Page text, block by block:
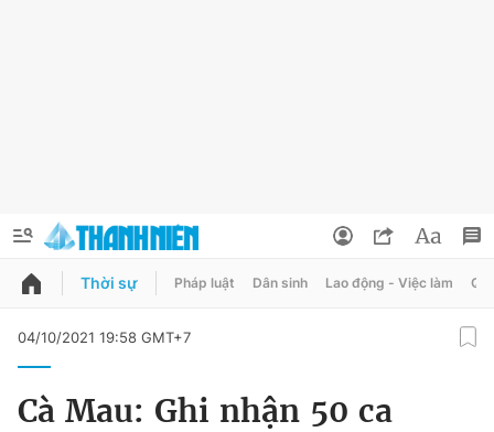
QUẢNG CÁO
Đổi mật khẩu
Thời sự Pháp luật Dân sinh Lao động - Việc làm
04/10/2021 19:58 GMT+7
Cà Mau: Ghi nhận 50 ca